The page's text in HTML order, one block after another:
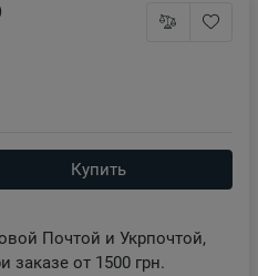
Купить
Почтой и Укрпочтой,
заказе от 1500 грн.